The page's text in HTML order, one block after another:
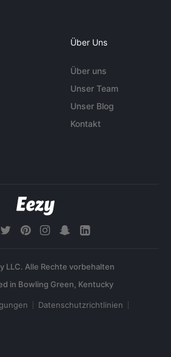
Über Uns
Über uns
Unser Team
Unser Blog
Kontakt
LLC. Alle Rechte vorbehalten
Datenschutzrichtlinien